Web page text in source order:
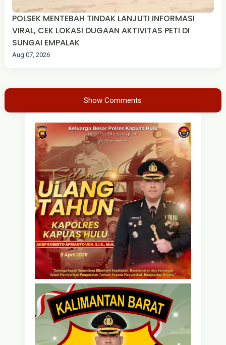
POLSEK MENTEBAH TINDAK LANJUTI INFORMASI
VIRAL, CEK LOKASI DUGAAN AKTIVITAS PETI DI
SUNGAI EMPALAK
Aug 07, 2026
Show Comments